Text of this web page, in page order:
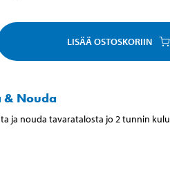
LISÄÄ OSTOSKORIIN
& Nouda
ja nouda tavaratalosta jo 2 tunnin